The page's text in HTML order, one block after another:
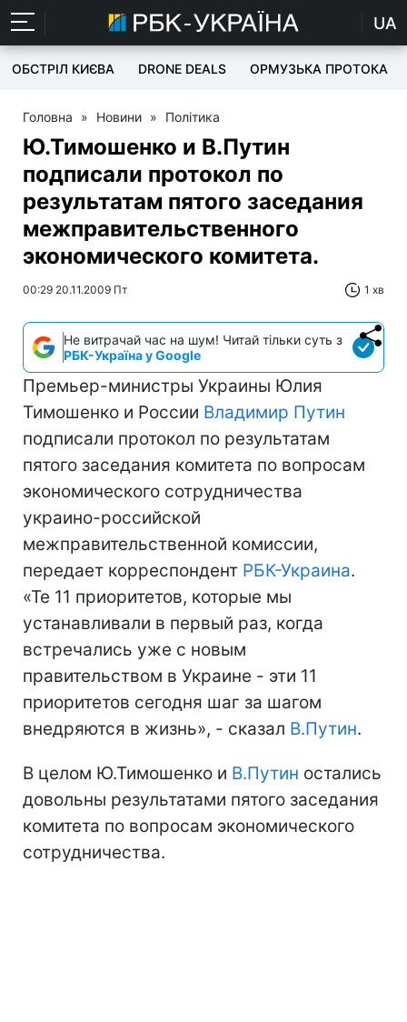
UA
ОБСТРІЛ КИЄВА DRONE DEALS ОРМУЗЬКА ПРОТОКА
Головна » Новини » Політика
Ю.Тимошенко и В.Путин
подписали протокол по
результатам пятого заседания
межправительственного
экономического комитета.
00:29 20.11.2009 Пт 1 хв
Не витрачай час на шум! Читай тільки суть з
РБК-Україна у Google
Премьер-министры Украины Юлия
Тимошенко и России Владимир Путин
подписали протокол по результатам
пятого заседания комитета по вопросам
экономического сотрудничества
украино-российской
межправительственной комиссии,
передает корреспондент РБК-Украина.
«Те 11 приоритетов, которые мы
устанавливали в первый раз, когда
встречались уже с новым
правительством в Украине - эти 11
приоритетов сегодня шаг за шагом
внедряются в жизнь», - сказал В.Путин.
В целом Ю.Тимошенко и В.Путин остались
довольны результатами пятого заседания
комитета по вопросам экономического
сотрудничества.